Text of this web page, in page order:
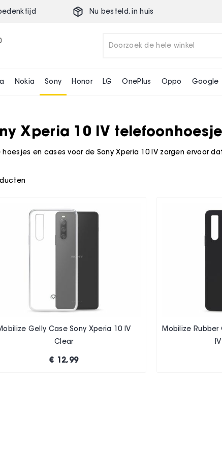
Nu besteld,in huis
Nokia Sony Honor LG OnePlus Oppo Google
Xperia 10 IV
hoesjes en cases voor de Sony Xperia 10 IV zorgen
Gelly Case Sony Xperia 10 IV
Clear
€ 12,99
Mobilize Rubber